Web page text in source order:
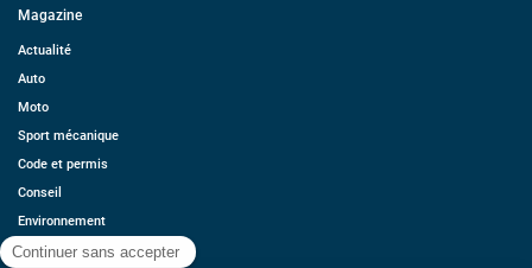
Magazine
Actualité
Auto
Moto
Sport mécanique
Code et permis
Conseil
Environnement
Économie